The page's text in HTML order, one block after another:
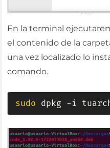
En la terminal
el contenido de la
una vez localizado lo
comando.
sudo dpkg -i